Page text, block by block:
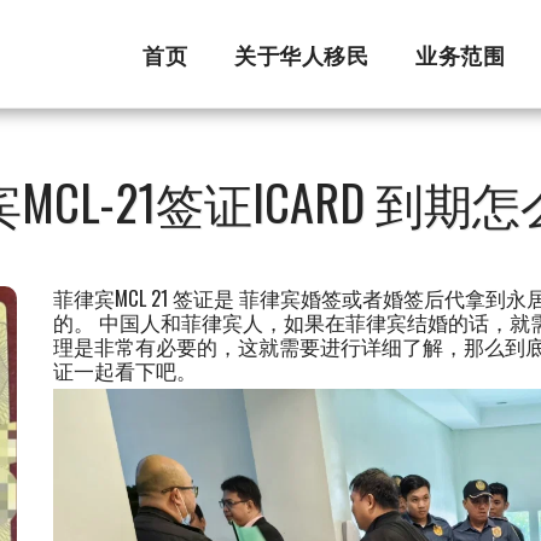
首页 关于华人移民 业务范围
21签证ICARD 到期
菲律宾MCL 21 签证是 菲律宾婚签或者婚签后代拿到
的。 中国人和菲律宾人，如果在菲律宾结婚的话，
理是非常有必要的，这就需要进行详细了解，那么到
证一起看下吧。